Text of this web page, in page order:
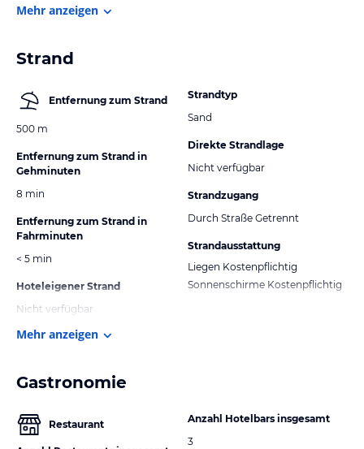
Mehr anzeigen
Strand
Entfernung zum Strand
500 m
Entfernung zum Strand in
Gehminuten
8 min
Entfernung zum Strand in
Fahrminuten
< 5 min
Hoteleigener Strand
Nicht verfügbar
Strandtyp
Sand
Direkte Strandlage
Nicht verfügbar
Strandzugang
Durch Straße Getrennt
Strandausstattung
Liegen Kostenpflichtig
Sonnenschirme Kostenpflichtig
Mehr anzeigen
Gastronomie
Restaurant
Anzahl Hotelbars insgesamt
3